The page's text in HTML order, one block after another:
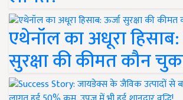
एथेनॉल का अधूरा हिसाब:
सुरक्षा की कीमत कौन